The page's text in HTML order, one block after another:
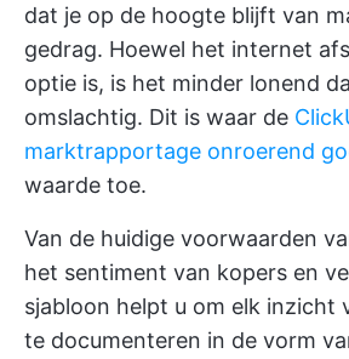
dat je op de hoogte blijft van
gedrag. Hoewel het internet
optie is, is het minder lonend
omslachtig. Dit is waar de
marktrapportage onroerend
waarde toe.
Van de huidige voorwaarden
het sentiment van kopers en
sjabloon helpt u om elk inzicht
te documenteren in de vorm